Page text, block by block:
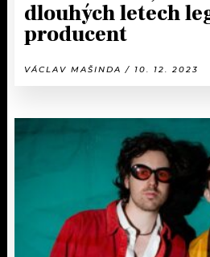
dlouhých letech
producent
VÁCLAV MAŠINDA / 10. 12. 2023